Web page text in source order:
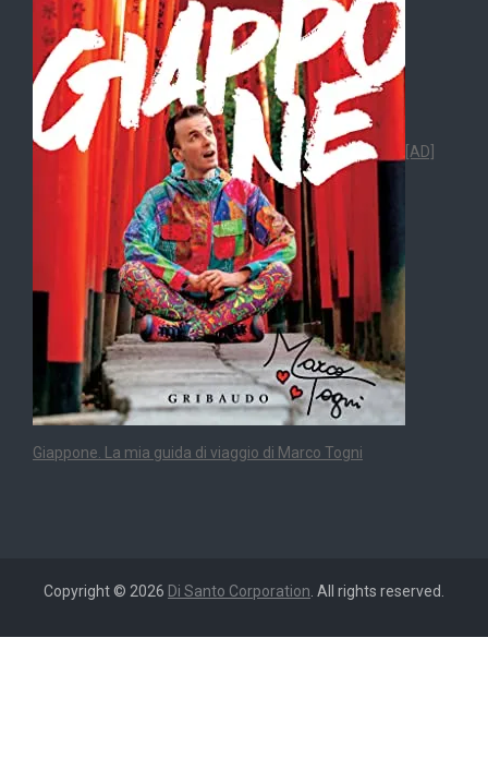
[AD]
Giappone. La mia guida di viaggio di Marco Togni
Copyright © 2026 Di Santo Corporation . All rights reserved.